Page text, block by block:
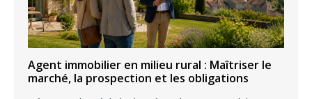
Agent immobilier en milieu rural : Maîtriser le
marché, la prospection et les obligations